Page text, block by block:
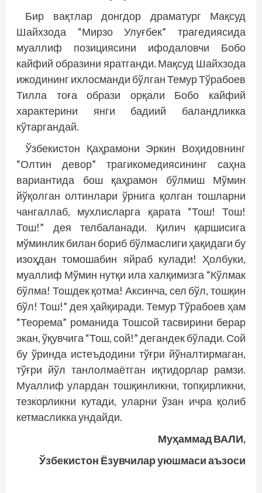
Бир вақтлар донгдор драматург Мақсуд
Шайхзода “Мирзо Улуғбек” трагедиясида
муаллиф позициясини ифодаловчи Бобо
кайфий образини яратганди. Мақсуд Шайхзода
ижодининг ихлосманди бўлган Темур Тўрабоев
Тилла тоға образи орқали Бобо кайфий
характерини янги бадиий баландликка
кўтаргандай.
Ўзбекистон Қаҳрамони Эркин Воҳидовнинг
“Олтин девор” трагикомедиясининг саҳна
вариантида бош қаҳрамон бўлмиш Мўмин
йўқолган олтинлари ўрнига қолган тошларни
чангаллаб, мухлисларга қарата “Тош! Тош!
Тош!” дея телбаланади. Қилич қаршисига
мўминлик билан бориб бўлмаслиги ҳақидаги бу
изоҳдан томошабин яйраб кулади! Ҳолбуки,
муаллиф Мўмин нутқи ила халқимизга “Кўлмак
бўлма! Тош­дек қотма! Аксинча, сел бўл, тошқин
бўл! Тош!” дея ҳайқиради. Темур Тўрабоев ҳам
“Теорема” романида Тошсой тасвирини берар
экан, ўқувчига “Тош, сой!” дегандек бўлади. Сой
бу ўринда истеъдодини тўғри йўналтирмаган,
тўғри йўл танлолмаётган иқтидорлар рамзи.
Муаллиф улардан тош­қинликни, топқирликни,
тезкорликни кутади, уларни ўзан ичра қолиб
кетмасликка ундайди.
Муҳаммад ВАЛИ,
Ўзбекистон Ёзувчилар уюшмаси аъзоси